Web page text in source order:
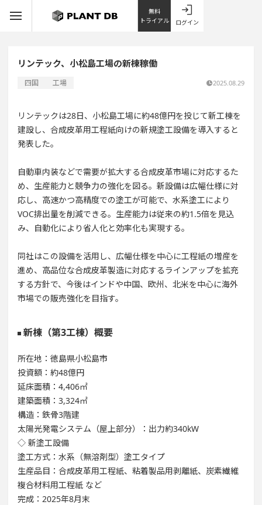
無料
トライアル
ログイン
リンテック、小松島工場の新棟稼働
四国 工場 2025.08.29
リンテックは28日、小松島工場に約48億円を投じて新工棟を
建設し、合成皮革用工程紙向けの新規塗工設備を導入すると
発表した。
自動車内装などで需要が拡大する合成皮革市場に対応するた
め、生産能力と競争力の強化を図る。新設備は広幅仕様に対
応し、高速かつ高精度での塗工が可能で、水系塗工により
VOC排出量を削減できる。生産能力は従来の約1.5倍を見込
み、自動化により省人化と効率化も実現する。
同社はこの設備を活用し、広幅仕様を中心に工程紙の増産を
進め、高品位な合成皮革製造に対応するラインアップを拡充
する方針で、今後はインドや中国、欧州、北米を中心に海外
市場での販売強化を目指す。
新棟（第3工棟）概要
所在地：徳島県小松島市
投資額：約48億円
延床面積：4,406㎡
建築面積：3,324㎡
構造：鉄骨3階建
太陽光発電システム（屋上部分）：出力約340kW
◇ 新塗工設備
塗工方式：水系（無溶剤型）塗工タイプ
生産品目：合成皮革用工程紙、粘着製品用剥離紙、炭素繊維
複合材料用工程紙 など
完成：2025年8月末